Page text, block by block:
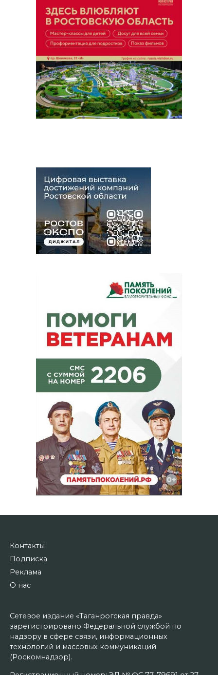
Контакты
Подписка
Реклама
О нас
Сетевое издание «Таганрогская правда»
зарегистрировано Федеральной службой по
надзору в сфере связи, информационных
технологий и массовых коммуникаций
(Роскомнадзор).